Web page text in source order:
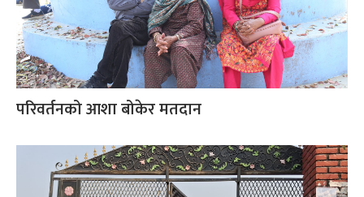
परिवर्तनको आशा बोकेर मतदान